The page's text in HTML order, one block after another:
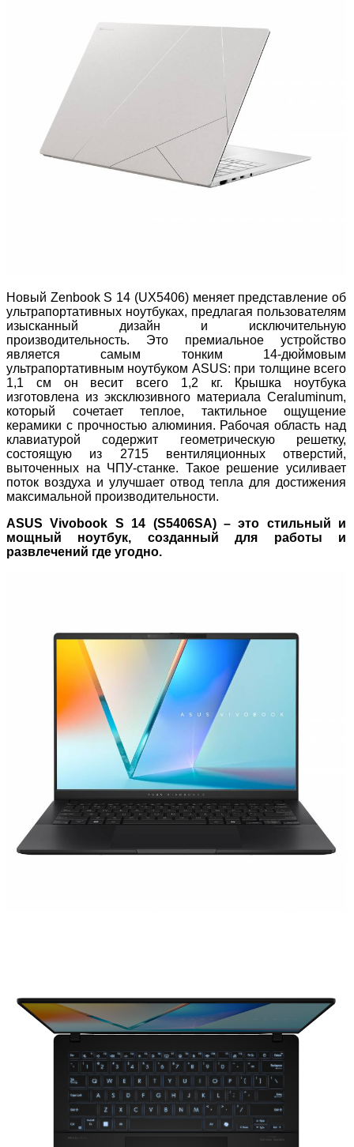
Новый Zenbook S 14 (UX5406) меняет представление об
ультрапортативных ноутбуках, предлагая пользователям
изысканный дизайн и исключительную
производительность. Это премиальное устройство
является самым тонким 14-дюймовым
ультрапортативным ноутбуком ASUS: при толщине всего
1,1 см он весит всего 1,2 кг. Крышка ноутбука
изготовлена из эксклюзивного материала Ceraluminum,
который сочетает теплое, тактильное ощущение
керамики с прочностью алюминия. Рабочая область над
клавиатурой содержит геометрическую решетку,
состоящую из 2715 вентиляционных отверстий,
выточенных на ЧПУ-станке. Такое решение усиливает
поток воздуха и улучшает отвод тепла для достижения
максимальной производительности.
ASUS Vivobook S 14 (S5406SA) – это стильный и
мощный ноутбук, созданный для работы и
развлечений где угодно.